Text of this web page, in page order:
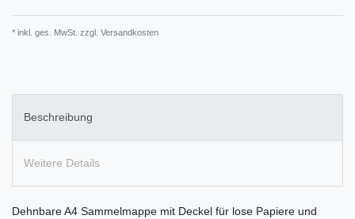
* inkl. ges. MwSt. zzgl. Versandkosten
Beschreibung
Weitere Details
Dehnbare A4 Sammelmappe mit Deckel für lose Papiere und